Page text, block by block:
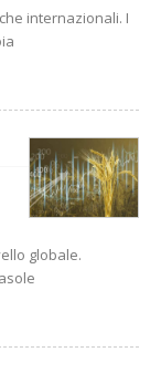
internazionali. I
globale.